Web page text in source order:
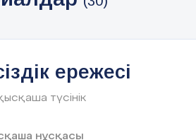
ережесі
түсінік
нұсқасы